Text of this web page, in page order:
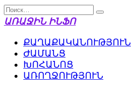
Перейти
к
Search
for:
ԱՌԱՋԻՆ ԻՆՖՈ
ՔԱՂԱՔԱԿԱՆՈՒԹՅՈՒՆ
ԺԱՄԱՆՑ
ԽՈՀԱՆՈՑ
ԱՌՈՂՋՈՒԹՅՈՒՆ